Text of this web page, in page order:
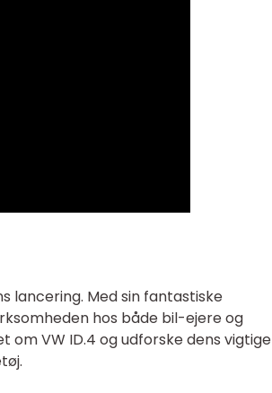
lancering. Med sin fantastiske
hos både bil-ejere og
om VW ID.4 og udforske dens vigtige